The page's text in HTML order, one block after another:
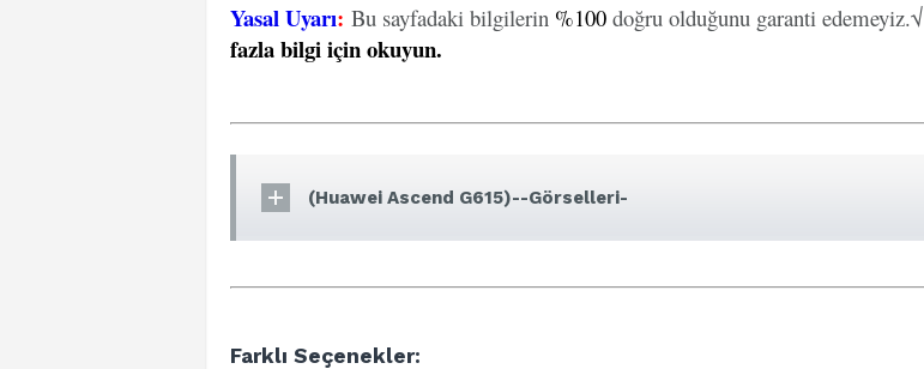
Yasal Uyarı: Bu sayfadaki bilgilerin %100 doğru olduğunu garanti edemeyiz.√
fazla bilgi için okuyun.
(Huawei Ascend G615)--Görselleri-
Farklı Seçenekler: